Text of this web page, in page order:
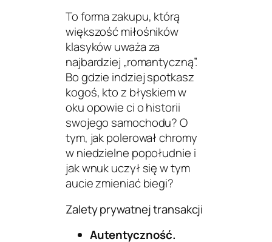
To forma zakupu, którą
większość miłośników
klasyków uważa za
najbardziej „romantyczną”.
Bo gdzie indziej spotkasz
kogoś, kto z błyskiem w
oku opowie ci o historii
swojego samochodu? O
tym, jak polerował chromy
w niedzielne popołudnie i
jak wnuk uczył się w tym
aucie zmieniać biegi?
Zalety prywatnej transakcji
Autentyczność.